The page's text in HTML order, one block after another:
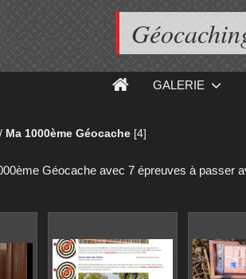
GALERIE
/ Ma 1000ème Géocache [4]
Géocache avec 7 épreuves à passer